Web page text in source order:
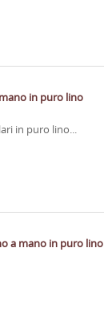
in puro lino
in puro lino...
a mano in puro lino